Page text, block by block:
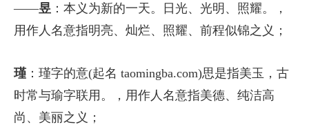
——昱 ：本义为新的一天。日光、光明、照耀。，
用作人名意指明亮、灿烂、照耀、前程似锦之义；
瑾 ：瑾字的意(起名 taomingba.com)思是指美玉，古
时常与瑜字联用。，用作人名意指美德、纯洁高
尚、美丽之义；